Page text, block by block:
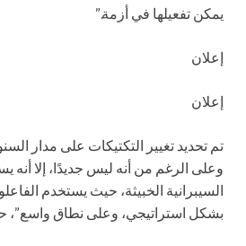
يمكن تفعيلها في أزمة.”
إعلان
إعلان
تم تحديد تغيير التكتيكات على مدار
وعلى الرغم من أنه ليس جديدًا، إلا أنه
السيبرانية الخبيثة، حيث يستخدم
بشكل استراتيجي، وعلى نطاق واسع”،